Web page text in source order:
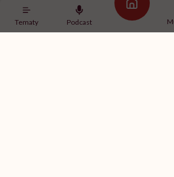
Tematy Podcast
Strona główna
Kontakt z redakcją